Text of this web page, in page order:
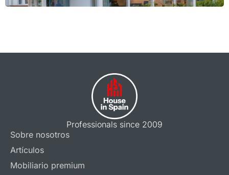
Professionals since 2009
Sobre nosotros
Artículos
Mobiliario premium